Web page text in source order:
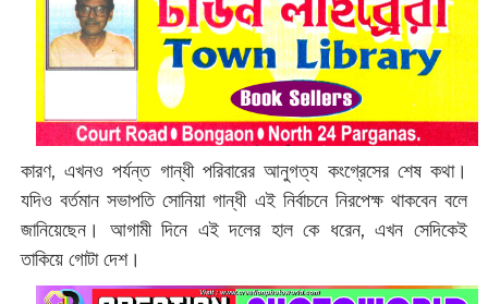
কারণ, এখনও পর্যন্ত গান্ধী পরিবারের আনুগত্য কংগ্রেসের শেষ কথা।
যদিও বর্তমান সভাপতি সোনিয়া গান্ধী এই নির্বাচনে নিরপেক্ষ থাকবেন বলে
জানিয়েছেন। আগামী দিনে এই দলের হাল কে ধরেন, এখন সেদিকেই
তাকিয়ে গোটা দেশ।